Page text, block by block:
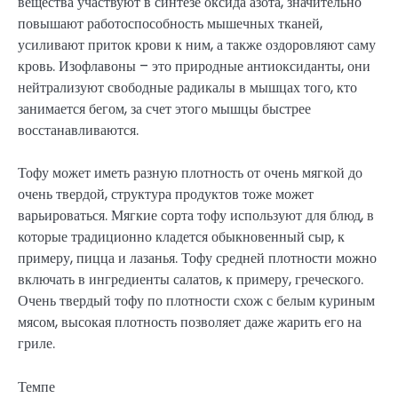
повышают работоспособность мышечных тканей,
усиливают приток крови к ним, а также оздоровляют саму
кровь. Изофлавоны – это природные антиоксиданты, они
нейтрализуют свободные радикалы в мышцах того, кто
занимается бегом, за счет этого мышцы быстрее
восстанавливаются.
Тофу может иметь разную плотность от очень мягкой до
очень твердой, структура продуктов тоже может
варьироваться. Мягкие сорта тофу используют для блюд, в
которые традиционно кладется обыкновенный сыр, к
примеру, пицца и лазанья. Тофу средней плотности можно
включать в ингредиенты салатов, к примеру, греческого.
Очень твердый тофу по плотности схож с белым куриным
мясом, высокая плотность позволяет даже жарить его на
гриле.
Темпе